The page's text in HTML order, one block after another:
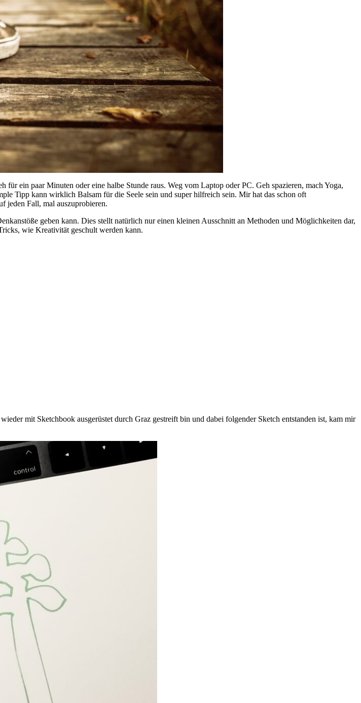
ein paar Minuten oder eine halbe Stunde raus. Weg vom Laptop oder PC. Geh spazieren, mach Yoga,
Tipp kann wirklich Balsam für die Seele sein und super hilfreich sein. Mir hat das schon oft
jeden Fall, mal auszuprobieren.
geben kann. Dies stellt natürlich nur einen kleinen Ausschnitt an Methoden und Möglichkeiten dar,
wie Kreativität geschult werden kann.
mit Sketchbook ausgerüstet durch Graz gestreift bin und dabei folgender Sketch entstanden ist, kam mir